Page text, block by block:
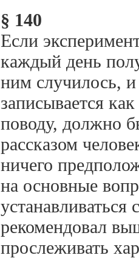
§ 140
Если
каждый день
ним случилось,
записывается
поводу, должно
рассказом
ничего
на основные
рекомендовал
прослеживать